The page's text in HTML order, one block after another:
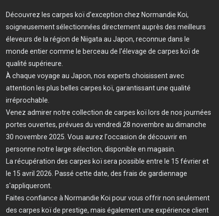
Découvrez les carpes koï d'exception chez Normandie Koi,
soigneusement sélectionnées directement auprès des meilleurs
éleveurs de la région de Niigata au Japon, reconnue dans le
monde entier comme le berceau de l'élevage de carpes koï de
qualité supérieure.
À chaque voyage au Japon, nos experts choisissent avec
attention les plus belles carpes koï, garantissant une qualité
irréprochable.
Venez admirer notre collection de carpes koï lors de nos journées
portes ouvertes, prévues du vendredi 28 novembre au dimanche
30 novembre 2025. Vous aurez l'occasion de découvrir en
personne notre large sélection, disponible en magasin.
La récupération des carpes koï sera possible entre le 15 février et
le 15 avril 2026. Passé cette date, des frais de gardiennage
s'appliqueront.
Faites confiance à Normandie Koi pour vous offrir non seulement
des carpes koï de prestige, mais également une expérience client